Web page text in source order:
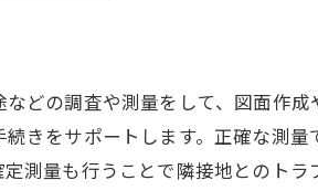
どの調査や測量をして、図面作
きをサポートします。正確な測
測量も行うことで隣接地とのト